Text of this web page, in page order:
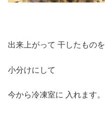
出来上がって 干したものを
小分けにして
今から冷凍室に 入れます。